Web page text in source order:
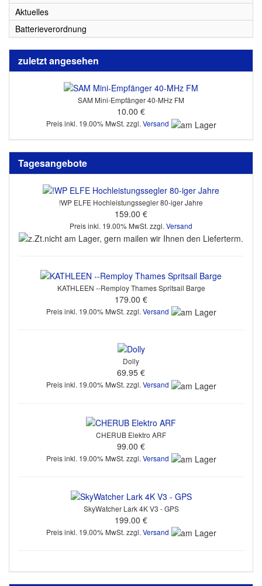
Aktuelles
Batterieverordnung
zuletzt angesehen
SAM Mini-Empfänger 40-MHz FM
10.00 €
Preis inkl. 19.00% MwSt. zzgl.Versand
Tagesangebote
!WP ELFE Hochleistungssegler 80-iger Jahre
159.00 €
Preis inkl. 19.00% MwSt. zzgl. Versand
KATHLEEN --Remploy Thames Spritsail Barge
179.00 €
Preis inkl. 19.00% MwSt. zzgl. Versand
Dolly
69.95 €
Preis inkl. 19.00% MwSt. zzgl.Versand
CHERUB Elektro ARF
99.00 €
Preis inkl. 19.00% MwSt. zzgl. Versand
SkyWatcher Lark 4K V3 - GPS
199.00 €
Preis inkl. 19.00% MwSt. zzgl. Versand